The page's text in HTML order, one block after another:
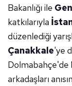
Bakanlığı ile
katkılarıyla
düzenlediği
Çanakkale'ye
Dolmabahçe'de
arkadaşları